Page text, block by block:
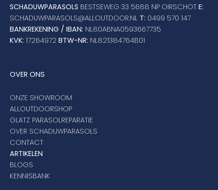
SCHADUWPARASOLS BESTSEWEG 33 5688 NP OIRSCHOT E:
SCHADUWPARASOLS@ALLOUTDOOR.NL T: 0499 570 147
BANKREKENING / IBAN: NL80ABNA0593667735
KVK: 17264972 BTW-NR: NL821384764B01
OVER ONS
ONZE SHOWROOM
ALLOUTDOORSHOP
GLATZ PARASOLREPARATIE
OVER SCHADUWPARASOLS
CONTACT
ARTIKELEN
BLOGS
KENNISBANK